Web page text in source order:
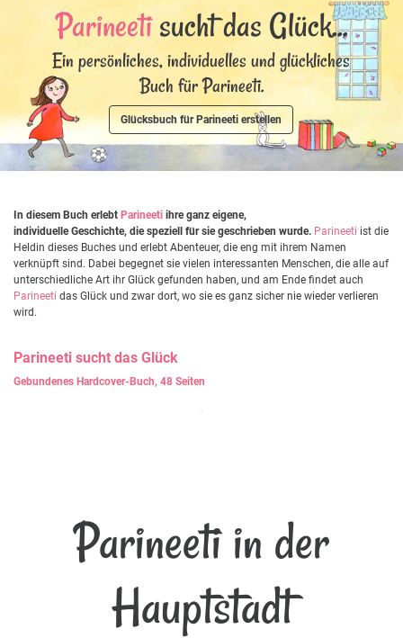
Parineetisucht das Glück...
Ein persönliches, individuelles und glückliches
Buch für Parineeti.
Glücksbuch für Parineeti erstellen
In diesem Buch erlebt Parineeti ihre ganz eigene,
individuelle Geschichte, die speziell für sie geschrieben wurde. Parineeti ist die
Heldin dieses Buches und erlebt Abenteuer, die eng mit ihrem Namen
verknüpft sind. Dabei begegnet sie vielen interessanten Menschen, die alle auf
unterschiedliche Art ihr Glück gefunden haben, und am Ende findet auch
Parineeti das Glück und zwar dort, wo sie es ganz sicher nie wieder verlieren
wird.
Parineeti sucht das Glück
Gebundenes Hardcover-Buch, 48 Seiten
Parineeti in der
Hauptstadt